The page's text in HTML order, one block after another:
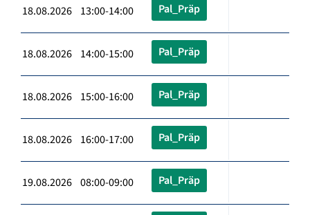
18.08.2026 13:00-14:00 Pal_Präp
18.08.2026 14:00-15:00 Pal_Präp
18.08.2026 15:00-16:00 Pal_Präp
18.08.2026 16:00-17:00 Pal_Präp
19.08.2026 08:00-09:00 Pal_Präp